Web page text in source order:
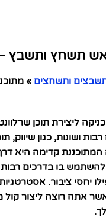
תשחץ ותשבץ –
ותשחצים »
ליצירת תוכן
ושונות, כגון שיווק,
המתוכננת קדימה היא דרך
בו בדרכים רבות
יחסי ציבור.
אתה רוצה ליצור קול